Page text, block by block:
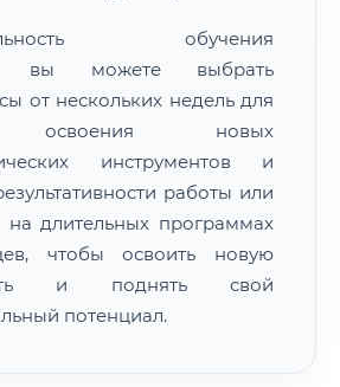
обучения
вы можете выбрать
от нескольких недель для
освоения новых
инструментов и
работы или
на длительных программах
чтобы освоить новую
и поднять свой
потенциал.